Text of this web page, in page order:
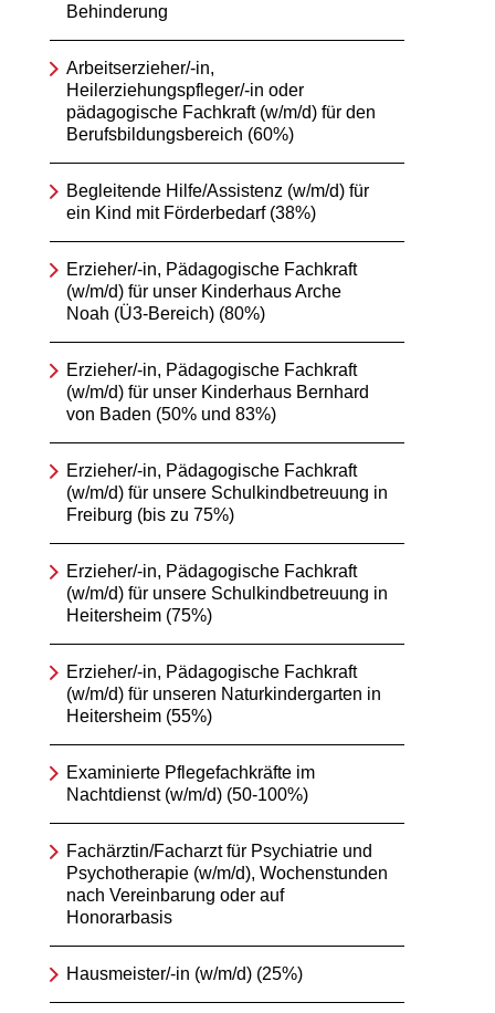
Behinderung
Arbeitserzieher/-in,
Heilerziehungspfleger/-in oder
pädagogische Fachkraft (w/m/d) für den
Berufsbildungsbereich (60%)
Begleitende Hilfe/Assistenz (w/m/d) für
ein Kind mit Förderbedarf (38%)
Erzieher/-in, Pädagogische Fachkraft
(w/m/d) für unser Kinderhaus Arche
Noah (Ü3-Bereich) (80%)
Erzieher/-in, Pädagogische Fachkraft
(w/m/d) für unser Kinderhaus Bernhard
von Baden (50% und 83%)
Erzieher/-in, Pädagogische Fachkraft
(w/m/d) für unsere Schulkindbetreuung in
Freiburg (bis zu 75%)
Erzieher/-in, Pädagogische Fachkraft
(w/m/d) für unsere Schulkindbetreuung in
Heitersheim (75%)
Erzieher/-in, Pädagogische Fachkraft
(w/m/d) für unseren Naturkindergarten in
Heitersheim (55%)
Examinierte Pflegefachkräfte im
Nachtdienst (w/m/d) (50-100%)
Fachärztin/Facharzt für Psychiatrie und
Psychotherapie (w/m/d), Wochenstunden
nach Vereinbarung oder auf
Honorarbasis
Hausmeister/-in (w/m/d) (25%)